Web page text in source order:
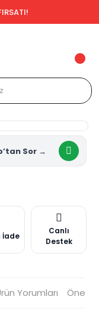
İade
Canlı
Destek
Yorumları